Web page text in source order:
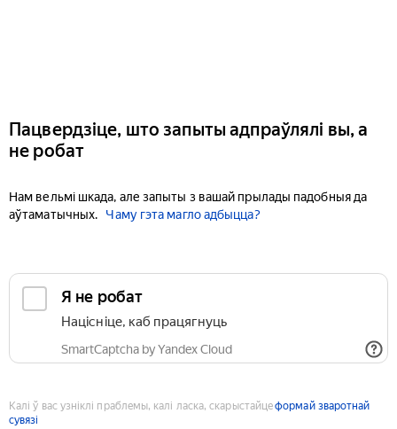
Пацвердзіце, што запыты адпраўлялі вы, а
не робат
Нам вельмі шкада, але запыты з вашай прылады падобныя да
аўтаматычных.
Чаму гэта магло адбыцца?
Я не робат
Націсніце, каб працягнуць
SmartCaptcha by Yandex Cloud
Калі ў вас узніклі праблемы, калі ласка, скарыстайцеформай зваротнай
сувязі